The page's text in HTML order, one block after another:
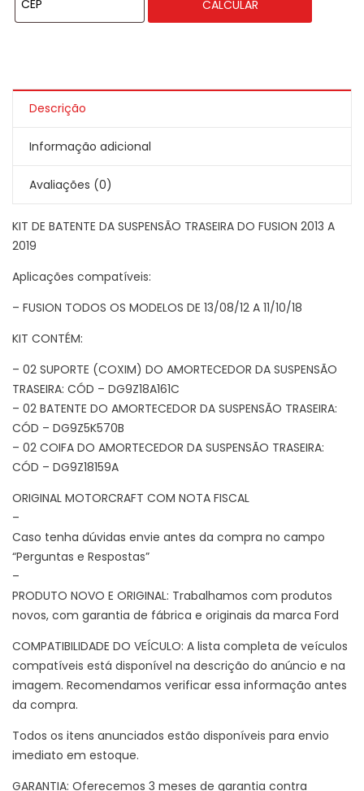
CALCULAR
Descrição
Informação adicional
Avaliações (0)
KIT DE BATENTE DA SUSPENSÃO TRASEIRA DO FUSION 2013 A
2019
Aplicações compatíveis:
– FUSION TODOS OS MODELOS DE 13/08/12 A 11/10/18
KIT CONTÉM:
– 02 SUPORTE (COXIM) DO AMORTECEDOR DA SUSPENSÃO
TRASEIRA: CÓD – DG9Z18A161C
– 02 BATENTE DO AMORTECEDOR DA SUSPENSÃO TRASEIRA:
CÓD – DG9Z5K570B
– 02 COIFA DO AMORTECEDOR DA SUSPENSÃO TRASEIRA:
CÓD – DG9Z18159A
ORIGINAL MOTORCRAFT COM NOTA FISCAL
–
Caso tenha dúvidas envie antes da compra no campo
“Perguntas e Respostas”
–
PRODUTO NOVO E ORIGINAL: Trabalhamos com produtos
novos, com garantia de fábrica e originais da marca Ford
COMPATIBILIDADE DO VEÍCULO: A lista completa de veículos
compatíveis está disponível na descrição do anúncio e na
imagem. Recomendamos verificar essa informação antes
da compra.
Todos os itens anunciados estão disponíveis para envio
imediato em estoque.
GARANTIA: Oferecemos 3 meses de garantia contra